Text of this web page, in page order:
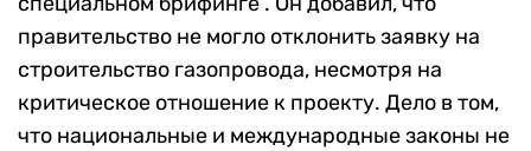
правительство не могло отклонить заявку на
строительство газопровода, несмотря на
критическое отношение к проекту. Дело в том,
что национальные и международные законы не